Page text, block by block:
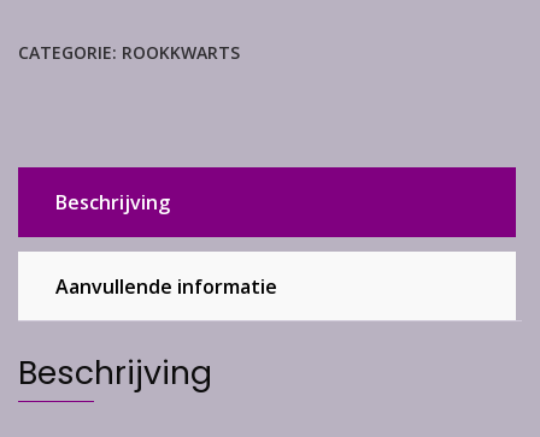
CATEGORIE: ROOKKWARTS
Beschrijving
Aanvullende informatie
Beschrijving